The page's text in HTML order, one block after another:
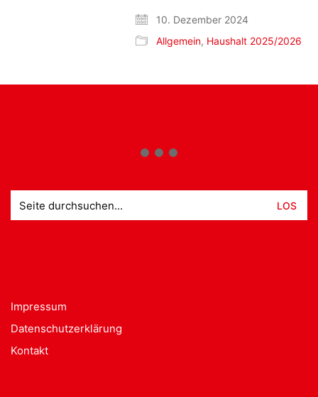
10. Dezember 2024
Allgemein, Haushalt 2025/2026
nach:
Impressum
Datenschutzerklärung
Kontakt